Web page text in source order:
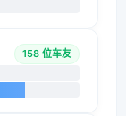
158 位车友